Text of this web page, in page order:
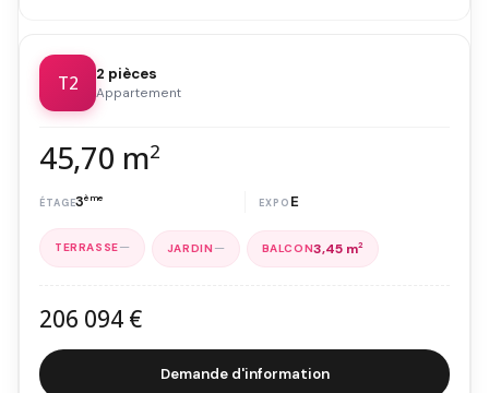
T2 2 pièces
Appartement
45,70 m2
3ème E
— — 3,45 m2
206 094 €
Demande d'information